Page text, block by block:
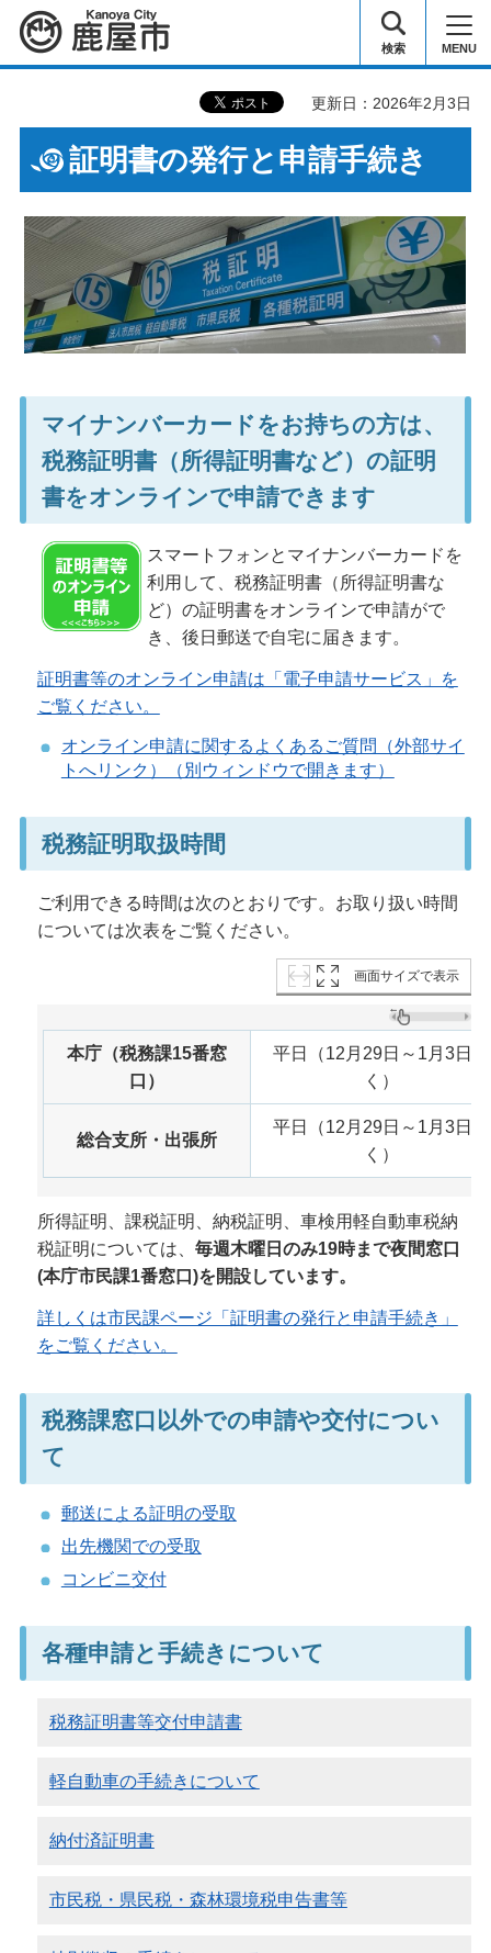
鹿屋市 検索 MENU
更新日：2026年2月3日
証明書の発行と申請手続き
マイナンバーカードをお持ちの方は、
税務証明書（所得証明書など）の証明
書をオンラインで申請できます
スマートフォンとマイナンバーカードを
利用して、税務証明書（所得証明書な
ど）の証明書をオンラインで申請がで
き、後日郵送で自宅に届きます。
証明書等のオンライン申請は「電子申請サービス」を
ご覧ください。
オンライン申請に関するよくあるご質問（外部サイ
トへリンク）（別ウィンドウで開きます）
税務証明取扱時間
ご利用できる時間は次のとおりです。お取り扱い時間
については次表をご覧ください。
画面サイズで表示
本庁（税務課15番窓
口）
平日（12月29日～1月3日除
く）
総合支所・出張所
平日（12月29日～1月3日除
く）
所得証明、課税証明、納税証明、車検用軽自動車税納
税証明については、 毎週木曜日のみ19時まで夜間窓口
(本庁市民課1番窓口)を開設しています。
詳しくは市民課ページ「証明書の発行と申請手続き」
をご覧ください。
税務課窓口以外での申請や交付につい
て
郵送による証明の受取
出先機関での受取
コンビニ交付
各種申請と手続きについて
税務証明書等交付申請書
軽自動車の手続きについて
納付済証明書
市民税・県民税・森林環境税申告書等